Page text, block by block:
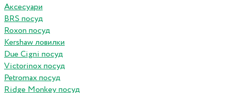
Аксесуари
BRS посуд
Roxon посуд
Kershaw ловилки
Due Cigni посуд
Victorinox посуд
Petromax посуд
Ridge Monkey посуд